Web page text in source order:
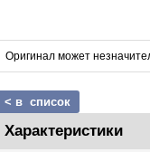
Оригинал может
< в список
Характеристики